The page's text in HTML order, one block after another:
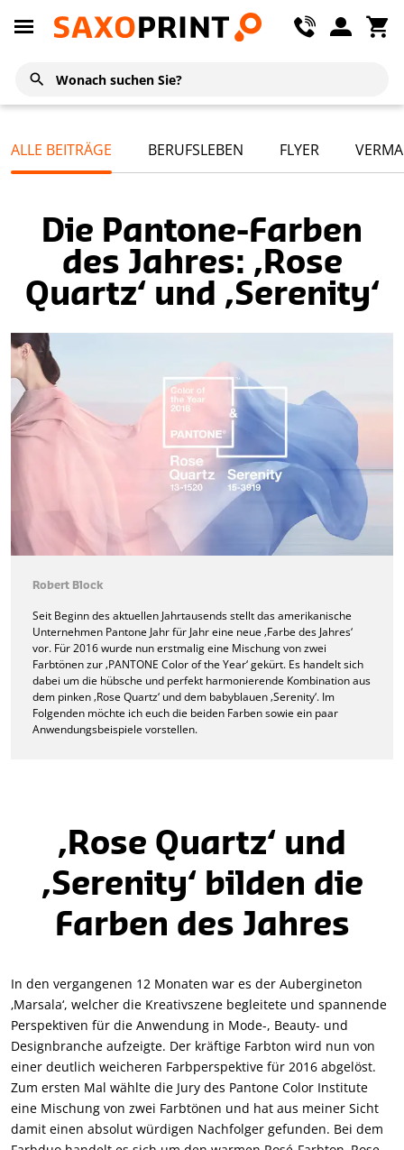
ALLE BEITRÄGE BERUFSLEBEN FLYER
Die Pantone-Farben
des Jahres: ‚Rose
Quartz‘ und ‚Serenity‘
Robert Block
Seit Beginn des aktuellen Jahrtausends stellt das amerikanische
Unternehmen Pantone Jahr für Jahr eine neue ‚Farbe des Jahres‘
vor. Für 2016 wurde nun erstmalig eine Mischung von zwei
Farbtönen zur ‚PANTONE Color of the Year‘ gekürt. Es handelt sich
dabei um die hübsche und perfekt harmonierende Kombination aus
dem pinken ‚Rose Quartz‘ und dem babyblauen ‚Serenity‘. Im
Folgenden möchte ich euch die beiden Farben sowie ein paar
Anwendungsbeispiele vorstellen.
‚Rose Quartz‘ und
‚Serenity‘ bilden die
Farben des Jahres
In den vergangenen 12 Monaten war es der Aubergineton
‚Marsala‘, welcher die Kreativszene begleitete und spannende
Perspektiven für die Anwendung in Mode-, Beauty- und
Designbranche aufzeigte. Der kräftige Farbton wird nun von
einer deutlich weicheren Farbperspektive für 2016 abgelöst.
Zum ersten Mal wählte die Jury des Pantone Color Institute
eine Mischung von zwei Farbtönen und hat aus meiner Sicht
damit einen absolut würdigen Nachfolger gefunden. Bei dem